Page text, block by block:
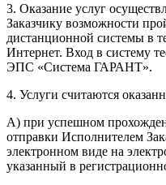
3. Оказание услуг
Заказчику возможности
дистанционной системы в
Интернет. Вход в систему
ЭПС «Система ГАРАНТ».
4. Услуги считаются
А) при успешном
отправки Исполнителем
электронном виде на
указанный в